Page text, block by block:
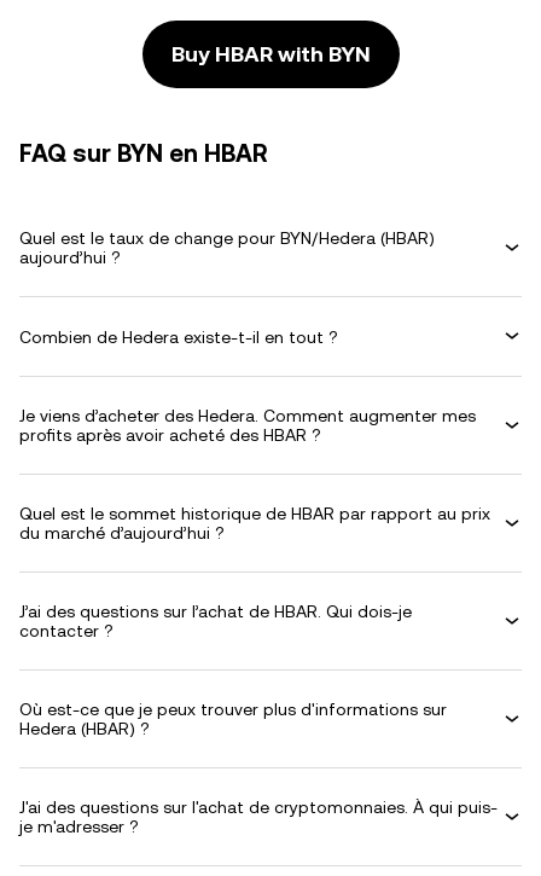
Buy HBAR with BYN
FAQ sur BYN en HBAR
Quel est le taux de change pour BYN/Hedera (HBAR)
aujourd’hui ?
Combien de Hedera existe-t-il en tout ?
Je viens d’acheter des Hedera. Comment augmenter mes
profits après avoir acheté des HBAR ?
Quel est le sommet historique de HBAR par rapport au prix
du marché d’aujourd’hui ?
J’ai des questions sur l’achat de HBAR. Qui dois-je
contacter ?
Où est-ce que je peux trouver plus d'informations sur
Hedera (HBAR) ?
J'ai des questions sur l'achat de cryptomonnaies. À qui puis-
je m'adresser ?